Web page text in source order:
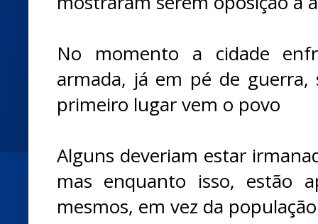
No momento a cidade
armada, já em pé de
primeiro lugar vem o povo
Alguns deveriam estar
mas enquanto isso, estão
mesmos, em vez da